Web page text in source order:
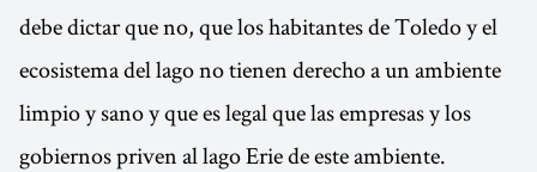
debe dictar que no, que los habitantes de Toledo y el
ecosistema del lago no tienen derecho a un ambiente
limpio y sano y que es legal que las empresas y los
gobiernos priven al lago Erie de este ambiente.